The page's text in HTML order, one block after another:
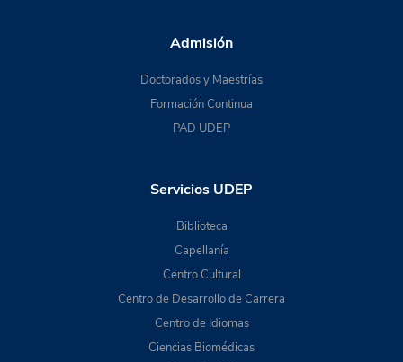
Admisión
Doctorados y Maestrías
Formación Continua
PAD UDEP
Servicios UDEP
Biblioteca
Capellanía
Centro Cultural
Centro de Desarrollo de Carrera
Centro de Idiomas
Ciencias Biomédicas